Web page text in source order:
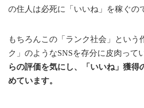
の住人は必死に「いいね」を稼ぐの
もちろんこの「ランク社会」という
ク」のようなSNSを存分に皮肉って
らの評価を気にし、「いいね」獲得
めています。